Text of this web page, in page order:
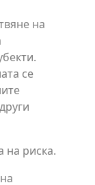
на
се
на риска.